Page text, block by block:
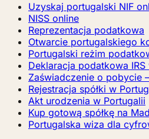
Uzyskaj portugalski NIF
NISS online
Reprezentacja podatkowa
Otwarcie portugalskiego
Portugalski reżim
Deklaracja podatkowa
Zaświadczenie o pobycie
Rejestracja spółki w
Akt urodzenia w Portugalii
Kup gotową spółkę na
Portugalska wiza dla